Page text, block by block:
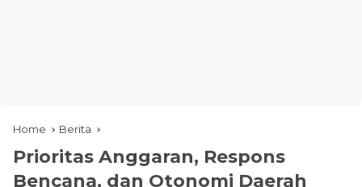
Home Berita
Prioritas Anggaran, Respons
Bencana, dan Otonomi Daerah